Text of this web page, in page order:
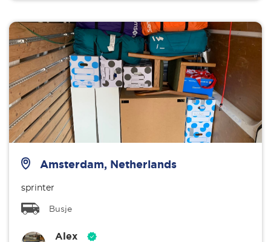
Amsterdam, Netherlands
sprinter
Busje
Alex